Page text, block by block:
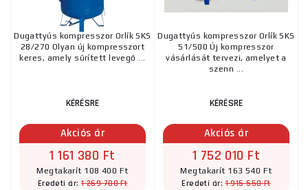
Dugattyús kompresszor Orlík SKS
28/270 Olyan új kompresszort
keres, amely sűrített levegő ...
KÉRÉSRE
Akciós ár
1 161 380 Ft
Megtakarít 108 400 Ft
Eredeti ár: 1 269 780 Ft
Dugattyús kompresszor Orlík SKS
51/500 Új kompresszor
vásárlását tervezi, amelyet a
szenn ...
KÉRÉSRE
Akciós ár
1 752 010 Ft
Megtakarít 163 540 Ft
Eredeti ár:1 915 550 Ft